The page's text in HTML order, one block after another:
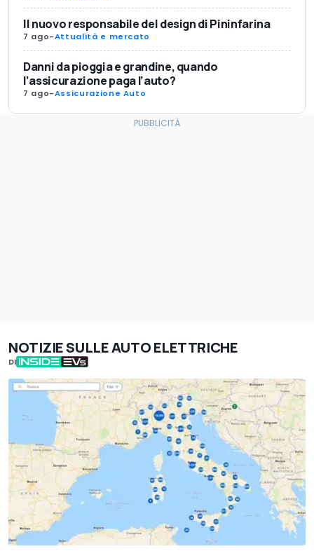
Il nuovo responsabile del design di Pininfarina
7 ago-Attualità e mercato
Danni da pioggia e grandine, quando
l’assicurazione paga l’auto?
7 ago-Assicurazione Auto
NOTIZIE SULLE AUTO ELETTRICHE
DI